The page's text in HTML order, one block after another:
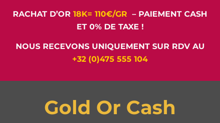
RACHAT D’OR 18K= 110€/GR – PAIEMENT CASH
ET 0% DE TAXE !
NOUS RECEVONS UNIQUEMENT SUR RDV AU
+32 (0)475 555 104
Gold Or Cash